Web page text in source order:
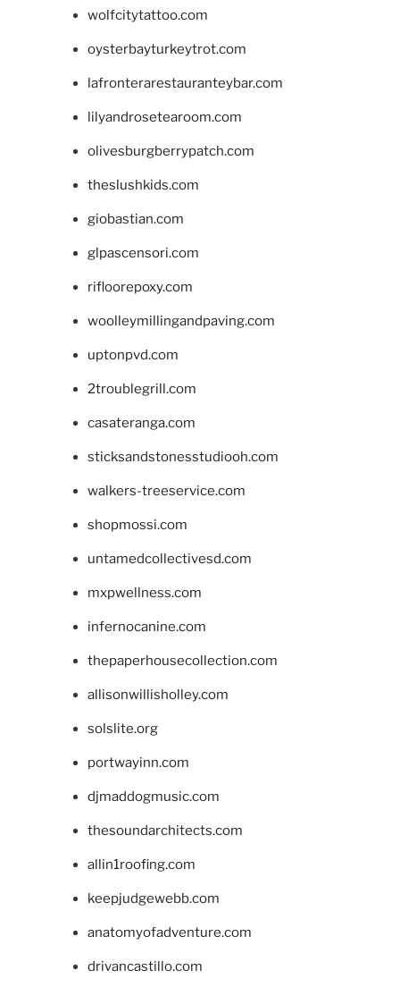
wolfcitytattoo.com
oysterbayturkeytrot.com
lafronterarestauranteybar.com
lilyandrosetearoom.com
olivesburgberrypatch.com
theslushkids.com
giobastian.com
glpascensori.com
rifloorepoxy.com
woolleymillingandpaving.com
uptonpvd.com
2troublegrill.com
casateranga.com
sticksandstonesstudiooh.com
walkers-treeservice.com
shopmossi.com
untamedcollectivesd.com
mxpwellness.com
infernocanine.com
thepaperhousecollection.com
allisonwillisholley.com
solslite.org
portwayinn.com
djmaddogmusic.com
thesoundarchitects.com
allin1roofing.com
keepjudgewebb.com
anatomyofadventure.com
drivancastillo.com